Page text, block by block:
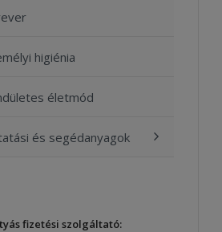
higiénia
életmód
és segédanyagok
fizetési szolgáltató: